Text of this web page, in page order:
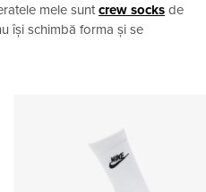
mele suntcrew socks de
își schimbă forma și se